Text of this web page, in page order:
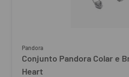
Pandora
Conjunto Pandora Colar e
Heart